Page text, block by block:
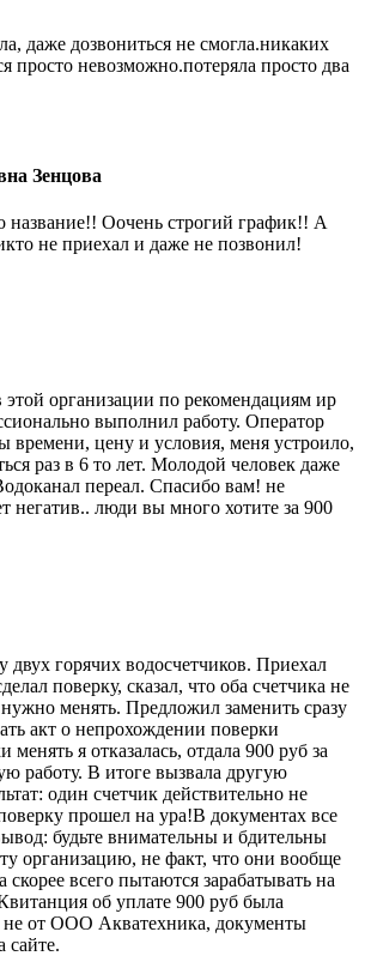
даже дозвониться не смогла.никаких
просто невозможно.потеряла просто два
Зенцова
название!! Оочень строгий график!! А
не приехал и даже не позвонил!
этой организации по рекомендациям иp
выполнил работу. Оператор
времени, цену и условия, меня устроило,
раз в 6 то лет. Молодой человек даже
переал. Спасибо вам! не
негатив.. люди вы много хотите за 900
двух горячих водосчетчиков. Приехал
поверку, сказал, что оба счетчика не
менять. Предложил заменить сразу
акт о непрохождении поверки
менять я отказалась, отдала 900 руб за
работу. В итоге вызвала другую
один счетчик действительно не
прошел на ура!В документах все
будьте внимательны и бдительны
организацию, не факт, что они вообще
скорее всего пытаются зарабатывать на
об уплате 900 руб была
от ООО Акватехника, документы
сайте.